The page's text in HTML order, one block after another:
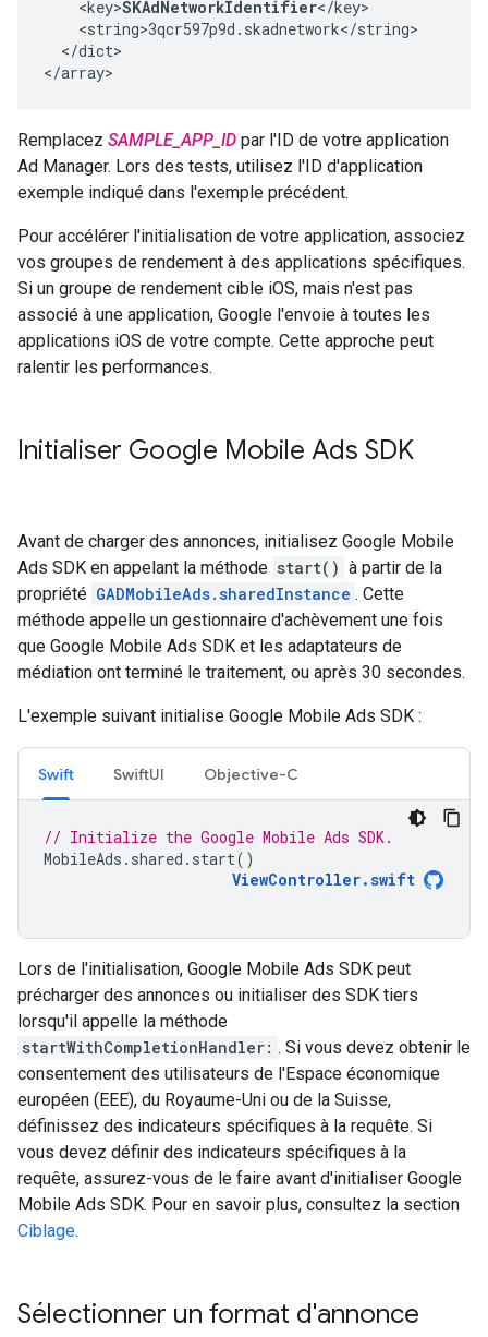
    <key>
SKAdNetworkIdentifier</key>
    <string>3qcr597p9d.skadnetwork</string>
  </dict>
</array>
Remplacez SAMPLE_APP_ID par l'ID de votre application
Ad Manager. Lors des tests, utilisez l'ID d'application
exemple indiqué dans l'exemple précédent.
Pour accélérer l'initialisation de votre application, associez
vos groupes de rendement à des applications spécifiques.
Si un groupe de rendement cible iOS, mais n'est pas
associé à une application, Google l'envoie à toutes les
applications iOS de votre compte. Cette approche peut
ralentir les performances.
Initialiser Google Mobile Ads SDK
Avant de charger des annonces, initialisez Google Mobile
Ads SDK en appelant la méthode start() à partir de la
propriété GADMobileAds.sharedInstance . Cette
méthode appelle un gestionnaire d'achèvement une fois
que Google Mobile Ads SDK et les adaptateurs de
médiation ont terminé le traitement, ou après 30 secondes.
L'exemple suivant initialise Google Mobile Ads SDK :
Swift SwiftUI Objective-C
// Initialize the Google Mobile Ads SDK.
MobileAds . shared . start()
ViewController.swift
Lors de l'initialisation, Google Mobile Ads SDK peut
précharger des annonces ou initialiser des SDK tiers
lorsqu'il appelle la méthode
startWithCompletionHandler: . Si vous devez obtenir le
consentement des utilisateurs de l'Espace économique
européen (EEE), du Royaume-Uni ou de la Suisse,
définissez des indicateurs spécifiques à la requête. Si
vous devez définir des indicateurs spécifiques à la
requête, assurez-vous de le faire avant d'initialiser Google
Mobile Ads SDK. Pour en savoir plus, consultez la section
Ciblage.
Sélectionner un format d'annonce